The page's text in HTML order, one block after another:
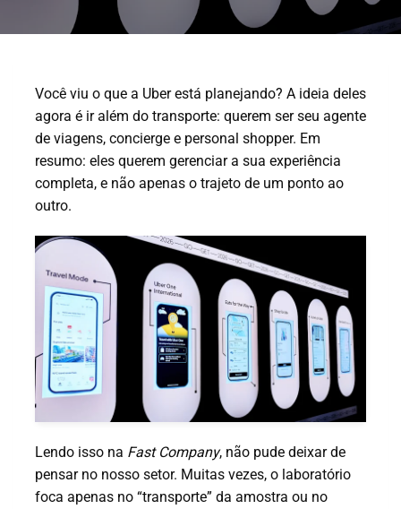
Você viu o que a Uber está planejando? A ideia deles
agora é ir além do transporte: querem ser seu agente
de viagens, concierge e personal shopper. Em
resumo: eles querem gerenciar a sua experiência
completa, e não apenas o trajeto de um ponto ao
outro.
Lendo isso na Fast Company, não pude deixar de
pensar no nosso setor. Muitas vezes, o laboratório
foca apenas no “transporte” da amostra ou no